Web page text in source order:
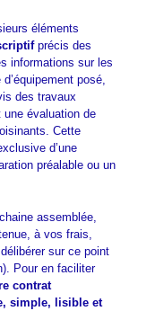
éléments
précis des
informations sur les
posé,
des travaux
évaluation de
Cette
d’une
préalable ou un
assemblée,
à vos frais,
sur ce point
Pour en faciliter
contrat
simple, lisible et